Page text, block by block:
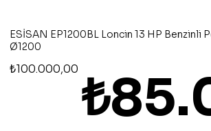
ESİSAN EP1200BL Loncin 13 HP Benzinli
Ø1200
Orijinal
fiyat
₺100.000,00